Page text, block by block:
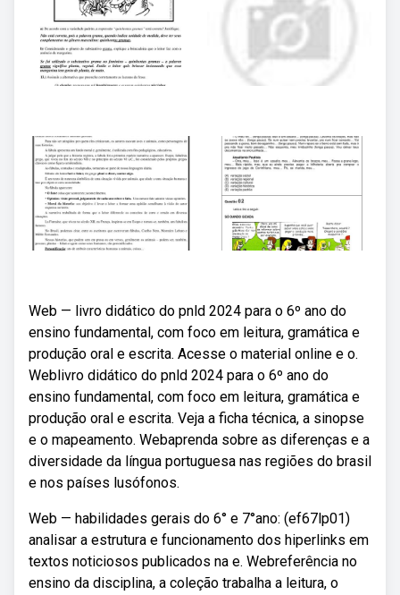
Web — livro didático do pnld 2024 para o 6º ano do
ensino fundamental, com foco em leitura, gramática e
produção oral e escrita. Acesse o material online e o.
Weblivro didático do pnld 2024 para o 6º ano do
ensino fundamental, com foco em leitura, gramática e
produção oral e escrita. Veja a ficha técnica, a sinopse
e o mapeamento. Webaprenda sobre as diferenças e a
diversidade da língua portuguesa nas regiões do brasil
e nos países lusófonos.
Web — habilidades gerais do 6° e 7°ano: (ef67lp01)
analisar a estrutura e funcionamento dos hiperlinks em
textos noticiosos publicados na e. Webreferência no
ensino da disciplina, a coleção trabalha a leitura, o